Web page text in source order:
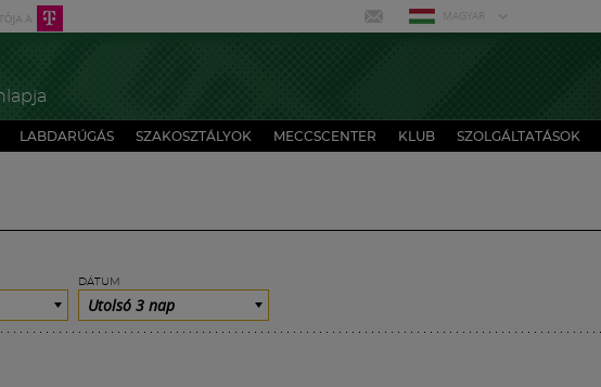
MAGYAR
LABDARÚGÁS SZAKOSZTÁLYOK MECCSCENTER KLUB SZOLGÁLTATÁSOK
DÁTUM
Utolsó 3 nap